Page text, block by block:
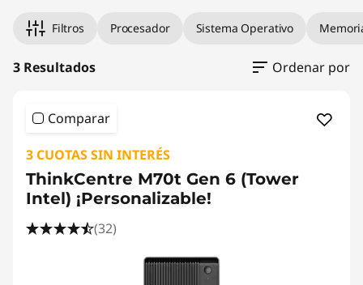
Filtros Procesador Sistema Operativo
3 Resultados Ordenar por
Comparar
3 CUOTAS SIN INTERÉS
ThinkCentre M70t Gen 6 (Tower
Intel) ¡Personalizable!
(32)